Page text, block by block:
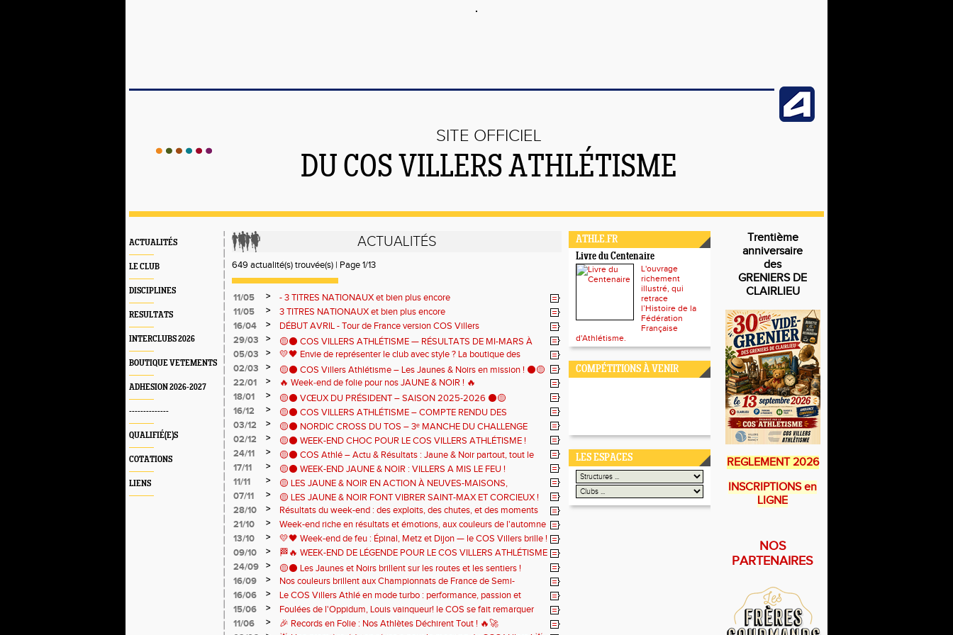
SITE OFFICIEL
DU COS VILLERS ATHLÉTISME
ACTUALITÉS
LE CLUB
DISCIPLINES
RESULTATS
INTERCLUBS 2026
BOUTIQUE VETEMENTS
ADHESION 2026-2027
--------------
QUALIFIÉ(E)S
COTATIONS
LIENS
ACTUALITÉS
649 actualité(s) trouvée(s) | Page 1/13
11/05 >
- 3 TITRES NATIONAUX et bien plus encore
11/05
>
3 TITRES NATIONAUX et bien plus encore
16/04
>
DÉBUT AVRIL - Tour de France version COS Villers
29/03
>
🟡⚫ COS VILLERS ATHLÉTISME — RÉSULTATS DE MI-MARS À
FIN MARS 2026 ⚫🟡
05/03 >
💛🖤 Envie de représenter le club avec style ? La boutique des
maillots du COS Villers Athlétisme est en ligne !
02/03 >
🟡⚫ COS Villers Athlétisme – Les Jaunes & Noirs en mission ! ⚫🟡
22/01
>
🔥 Week‑end de folie pour nos JAUNE & NOIR ! 🔥
18/01
>
🟡⚫ VŒUX DU PRÉSIDENT – SAISON 2025-2026 ⚫🟡
16/12
>
🟡⚫ COS VILLERS ATHLÉTISME – COMPTE RENDU DES
DERNIÈRES COMPÉTITIONS ⚫🟡
03/12 >
🟡⚫ NORDIC CROSS DU TOS – 3ᵉ MANCHE DU CHALLENGE
GRAND EST
02/12 >
🟡⚫ WEEK-END CHOC POUR LE COS VILLERS ATHLÉTISME !
24/11
>
🟡⚫ COS Athlé – Actu & Résultats : Jaune & Noir partout, tout le
temps ! ⚫🟡
17/11 >
🟡⚫ WEEK-END JAUNE & NOIR : VILLERS A MIS LE FEU !
11/11
>
🟡 LES JAUNE & NOIR EN ACTION À NEUVES-MAISONS,
CHANTRAINE ET NÎMES ! ⚫
07/11 >
🟡 LES JAUNE & NOIR FONT VIBRER SAINT-MAX ET CORCIEUX !
⚫
28/10 >
Résultats du week-end : des exploits, des chutes, et des moments
épiques ! 🌟🔥
21/10 >
Week-end riche en résultats et émotions, aux couleurs de l'automne
🍁
13/10 >
💛🖤 Week-end de feu : Épinal, Metz et Dijon — le COS Villers brille !
🔥
09/10 >
🏁🔥 WEEK-END DE LÉGENDE POUR LE COS VILLERS ATHLÉTISME
!
24/09 >
🟡⚫ Les Jaunes et Noirs brillent sur les routes et les sentiers !
16/09
>
Nos couleurs brillent aux Championnats de France de Semi-
Marathon – Auray-Vannes
16/06 >
Le COS Villers Athlé en mode turbo : performance, passion et
records en série ! 💥🏃‍♂️🔥
15/06 >
Foulées de l'Oppidum, Louis vainqueur! le COS se fait remarquer
11/06
>
🎉 Records en Folie : Nos Athlètes Déchirent Tout ! 🔥🚀
ATHLE.FR
Livre du Centenaire
L'ouvrage
richement
illustré, qui
retrace
l’Histoire de la
Fédération
Française
d'Athlétisme.
COMPÉTITIONS À VENIR
LES ESPACES
Trentième
anniversaire
des
GRENIERS DE
CLAIRLIEU
REGLEMENT 2026
INSCRIPTIONS en
LIGNE
NOS
PARTENAIRES